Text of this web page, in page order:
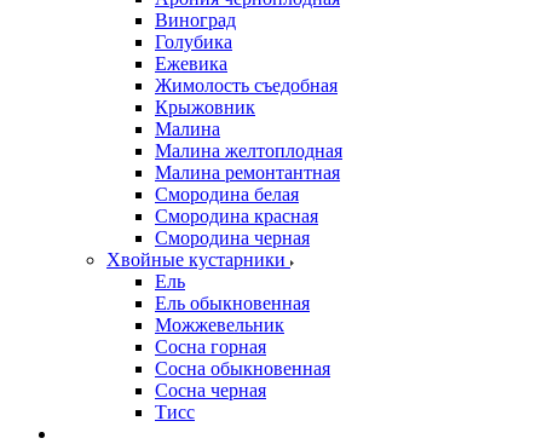
Виноград
Голубика
Ежевика
Жимолость съедобная
Крыжовник
Малина
Малина желтоплодная
Малина ремонтантная
Смородина белая
Смородина красная
Смородина черная
Хвойные кустарники
Ель
Ель обыкновенная
Можжевельник
Сосна горная
Сосна обыкновенная
Сосна черная
Тисс